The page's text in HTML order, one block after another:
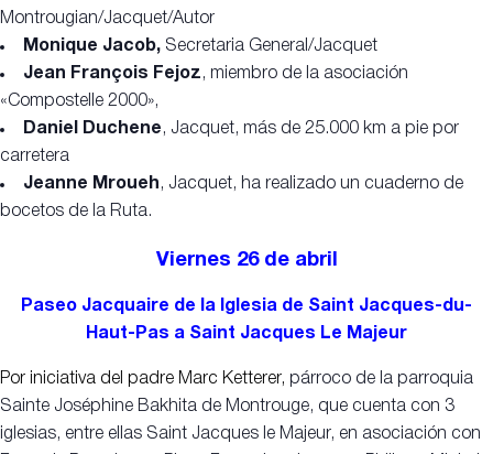
Montrougian/Jacquet/Autor
Monique Jacob, Secretaria General/Jacquet
Jean François Fejoz , miembro de la asociación
«Compostelle 2000»,
Daniel Duchene , Jacquet, más de 25.000 km a pie por
carretera
Jeanne Mroueh , Jacquet, ha realizado un cuaderno de
bocetos de la Ruta.
Viernes 26 de abril
Paseo Jacquaire de la Iglesia de Saint Jacques-du-
Haut-Pas a Saint Jacques Le Majeur
Por iniciativa del padre Marc Ketterer, párroco de la parroquia
Sainte Joséphine Bakhita de Montrouge, que cuenta con 3
iglesias, entre ellas Saint Jacques le Majeur, en asociación con